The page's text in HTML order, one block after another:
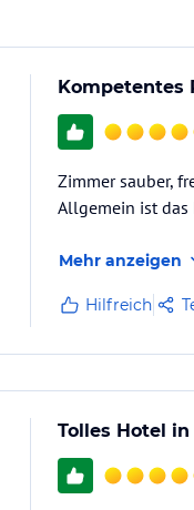
Kompetentes
Zimmer sauber,
Allgemein ist das
Mehr anzeigen
Hilfreich
Tolles Hotel